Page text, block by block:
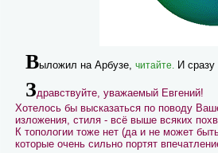
Выложил на Арбузе, читайте.И сразу
Здравствуйте, уважаемый Евгений!
Хотелось бы высказаться по поводу
изложения, стиля - всё выше всяких
К топологии тоже нет (да и не может
которые очень сильно портят